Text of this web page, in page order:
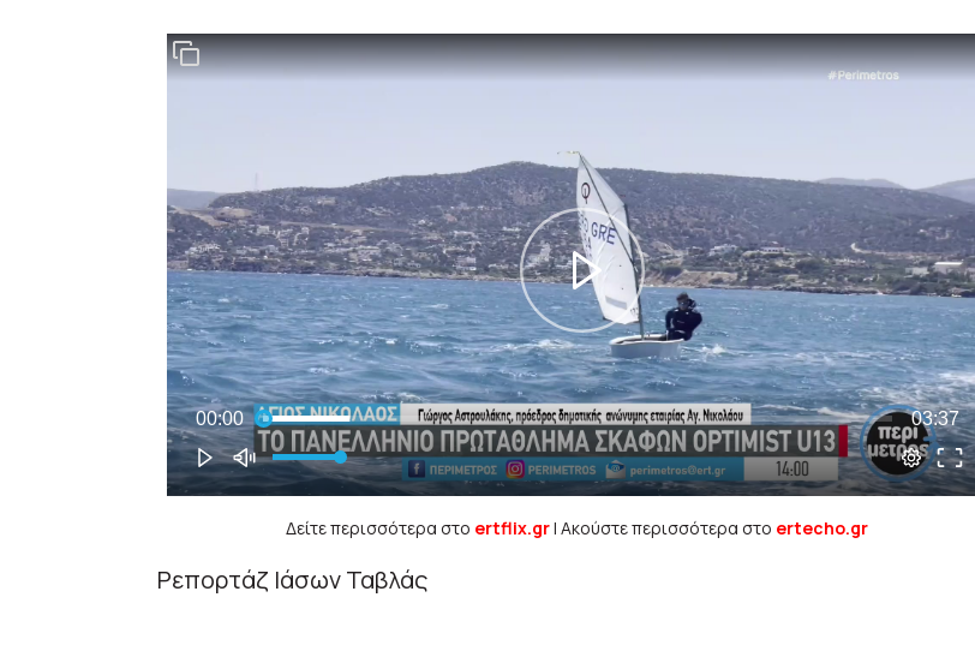
Δείτε περισσότερα στο ertflix.gr| Ακούστε περισσότερα στο ertecho.gr
Ρεπορτάζ Ιάσων Ταβλάς